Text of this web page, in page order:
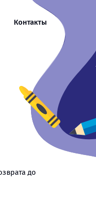
Контакты
до